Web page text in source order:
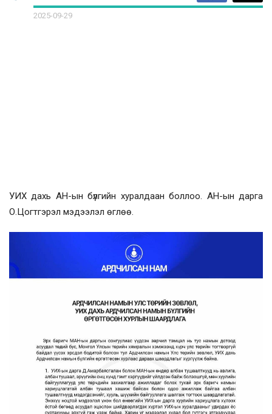
2025-09-29
УИХ дахь АН-ын бүлгийн хуралдаан боллоо. АН-ын дарга
О.Цогтгэрэл мэдээлэл өглөө.